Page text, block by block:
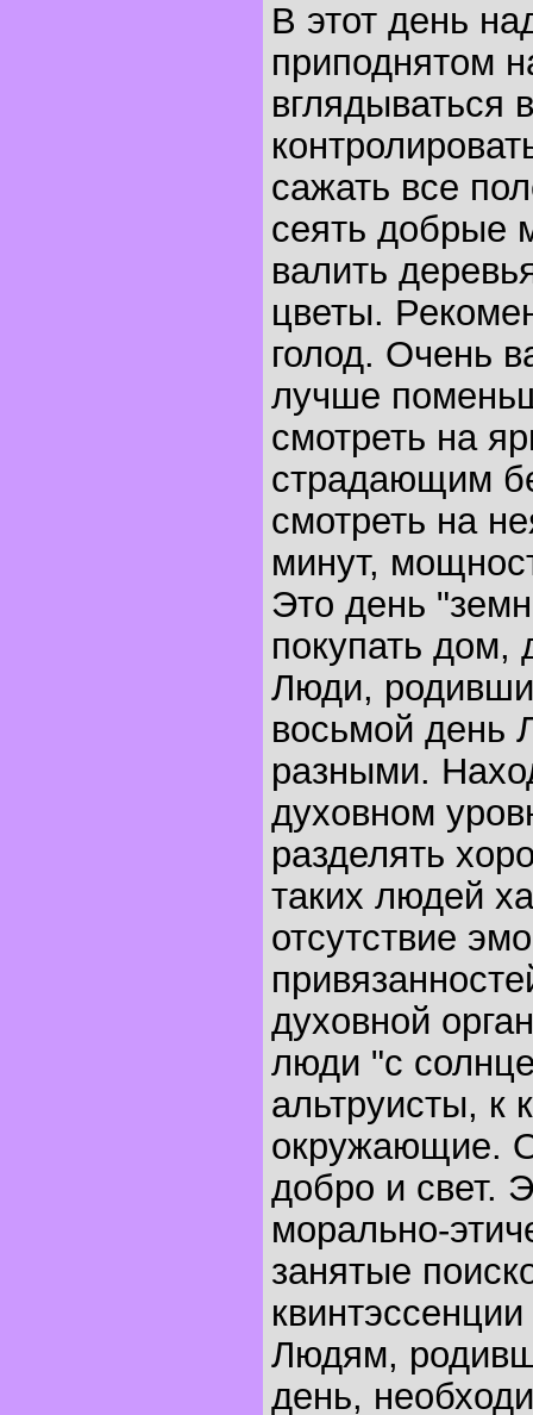
В этот день
приподнятом
вглядываться
сажать все
сеять добрые
валить
цветы.
голод. Очень
лучше
смотреть на
страдающим
смотреть на
минут,
Это день
покупать дом,
Люди,
восьмой день
разными.
духовном
разделять
таких людей
отсутствие
духовной
люди "с
альтруисты, к
окружающие.
добро и свет.
морально-
занятые
Людям,
день,